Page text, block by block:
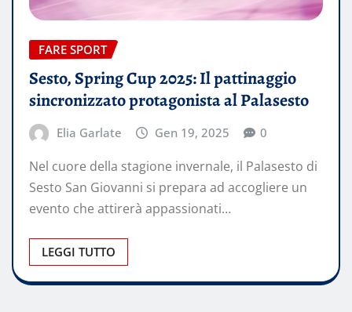
FARE SPORT
Sesto, Spring Cup 2025: Il pattinaggio
sincronizzato protagonista al Palasesto
Elia Garlate Gen 19, 2025 0
Nel cuore della stagione invernale, il Palasesto di
Sesto San Giovanni si prepara ad accogliere un
evento che attirerà appassionati…
LEGGI TUTTO